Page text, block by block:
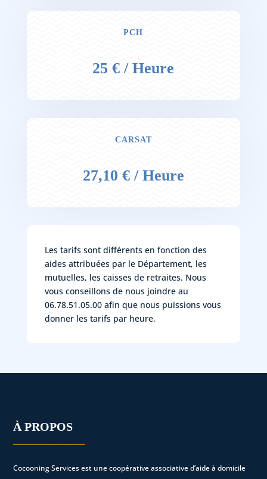
PCH
25 € / Heure
CARSAT
27,10 € / Heure
Les tarifs sont différents en fonction des
aides attribuées par le Département, les
mutuelles, les caisses de retraites. Nous
vous conseillons de nous joindre au
06.78.51.05.00 afin que nous puissions vous
donner les tarifs par heure.
À PROPOS
Cocooning Services est une coopérative associative d’aide à domicile